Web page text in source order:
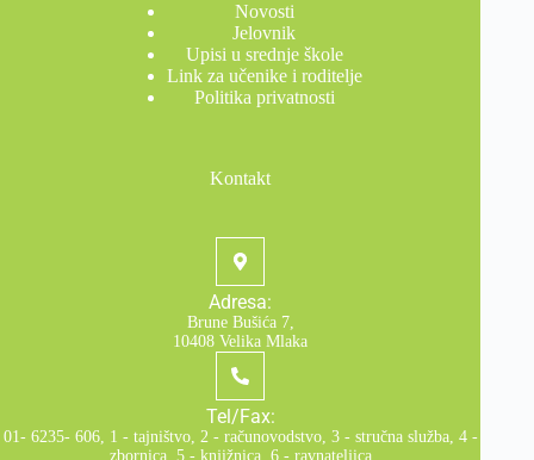
Novosti
Jelovnik
Upisi u srednje škole
Link za učenike i roditelje
Politika privatnosti
Kontakt
Adresa:
Brune Bušića 7,
10408 Velika Mlaka
Tel/Fax:
01- 6235- 606, 1 - tajništvo, 2 - računovodstvo, 3 - stručna služba, 4 -
zbornica, 5 - knjižnica, 6 - ravnateljica